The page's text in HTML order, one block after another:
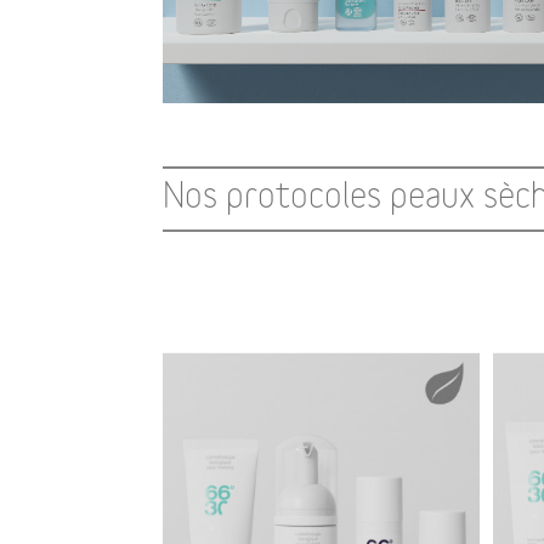
Nos protocoles peaux